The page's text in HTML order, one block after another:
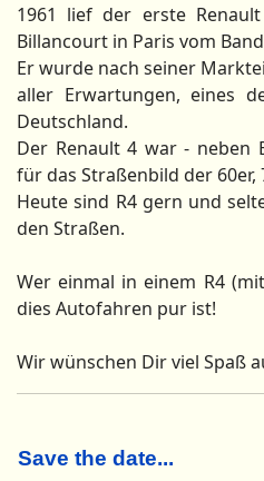
1961 lief der erste
Billancourt in Paris vom
Er wurde nach seiner
aller Erwartungen, eines
Deutschland.
Der Renault 4 war - neben
für das Straßenbild der 60er,
Heute sind R4 gern und
den Straßen.
Wer einmal in einem R4
dies Autofahren pur ist!
Wir wünschen Dir viel Spaß
Save the date...